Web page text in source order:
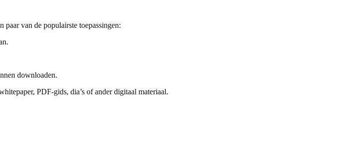
van de populairste toepassingen:
downloaden.
PDF-gids, dia’s of ander digitaal materiaal.